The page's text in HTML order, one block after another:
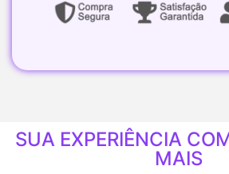
SUA EXPERIÊNCIA
MAIS